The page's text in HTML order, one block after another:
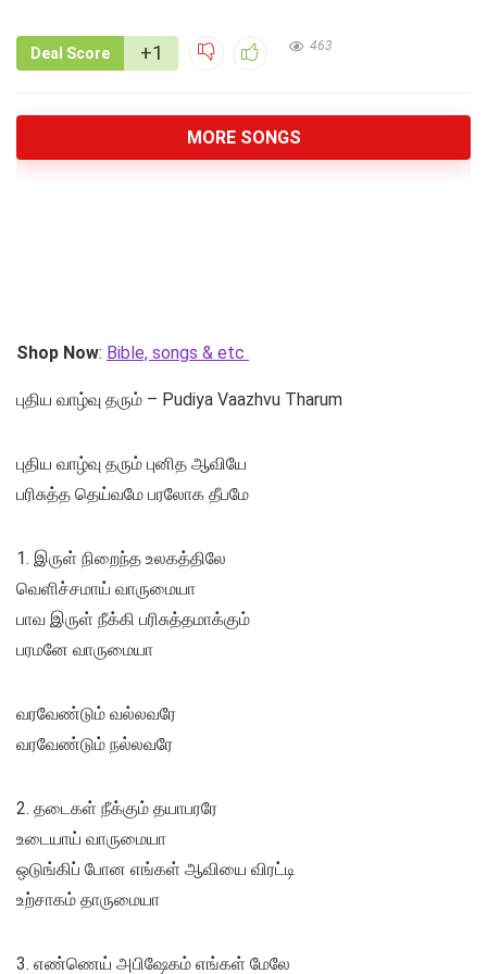
Deal Score +1 463
MORE SONGS
Shop Now: Bible, songs & etc
புதிய வாழ்வு தரும் – Pudiya Vaazhvu Tharum
புதிய வாழ்வு தரும் புனித ஆவியே
பரிசுத்த தெய்வமே பரலோக தீபமே
1. இருள் நிறைந்த உலகத்திலே
வெளிச்சமாய் வாருமையா
பாவ இருள் நீக்கி பரிசுத்தமாக்கும்
பரமனே வாருமையா
வரவேண்டும் வல்லவரே
வரவேண்டும் நல்லவரே
2. தடைகள் நீக்கும் தயாபரரே
உடையாய் வாருமையா
ஒடுங்கிப் போன எங்கள் ஆவியை விரட்டி
உற்சாகம் தாருமையா
3. எண்ணெய் அபிஷேகம் எங்கள் மேலே